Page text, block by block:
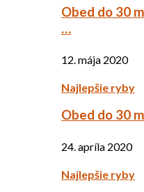
Obed do 30
…
12. mája 2020
Najlepšie ryby
Obed do 30
24. apríla 2020
Najlepšie ryby